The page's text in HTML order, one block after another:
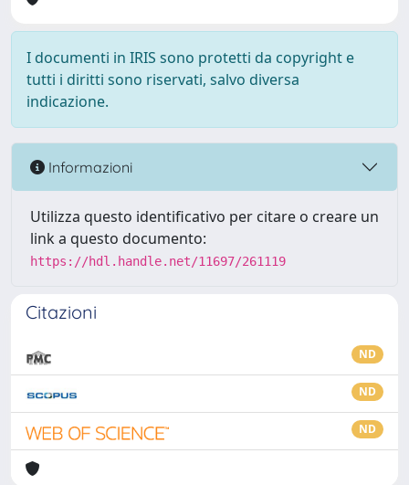
I documenti in IRIS sono protetti da copyright e
tutti i diritti sono riservati, salvo diversa
indicazione.
Informazioni
Utilizza questo identificativo per citare o creare un
link a questo documento:
https://hdl.handle.net/11697/261119
Citazioni
ND
ND
ND